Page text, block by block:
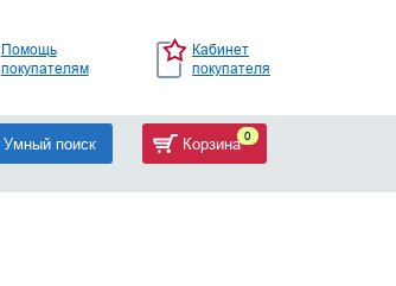
Помощь
покупателям
Кабинет
покупателя
Умный поиск Корзина 0